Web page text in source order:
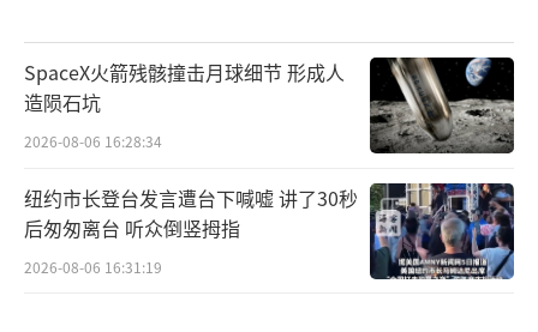
SpaceX火箭残骸撞击月球细节 形成人
造陨石坑
2026-08-06 16:28:34
纽约市长登台发言遭台下喊嘘 讲了30秒
后匆匆离台 听众倒竖拇指
2026-08-06 16:31:19